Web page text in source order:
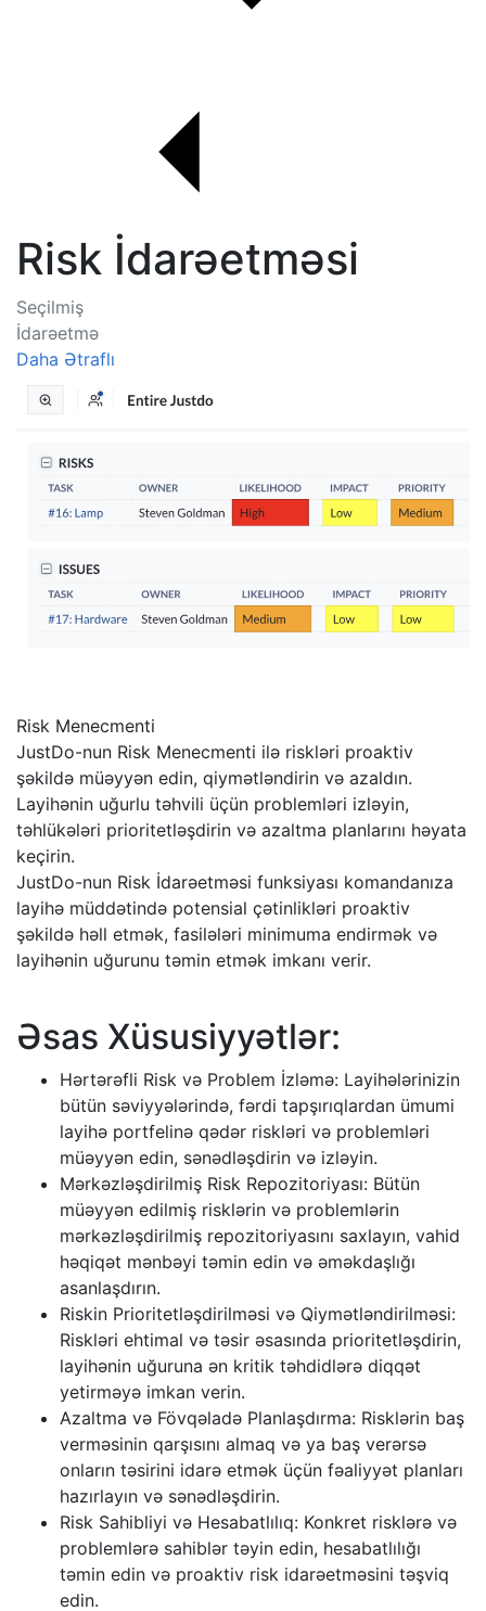
Risk İdarəetməsi
Seçilmiş
İdarəetmə
Daha Ətraflı
Risk Menecmenti
JustDo-nun Risk Menecmenti ilə riskləri proaktiv
şəkildə müəyyən edin, qiymətləndirin və azaldın.
Layihənin uğurlu təhvili üçün problemləri izləyin,
təhlükələri prioritetləşdirin və azaltma planlarını həyata
keçirin.
JustDo-nun Risk İdarəetməsi funksiyası komandanıza
layihə müddətində potensial çətinlikləri proaktiv
şəkildə həll etmək, fasilələri minimuma endirmək və
layihənin uğurunu təmin etmək imkanı verir.
Əsas Xüsusiyyətlər:
Hərtərəfli Risk və Problem İzləmə: Layihələrinizin
bütün səviyyələrində, fərdi tapşırıqlardan ümumi
layihə portfelinə qədər riskləri və problemləri
müəyyən edin, sənədləşdirin və izləyin.
Mərkəzləşdirilmiş Risk Repozitoriyası: Bütün
müəyyən edilmiş risklərin və problemlərin
mərkəzləşdirilmiş repozitoriyasını saxlayın, vahid
həqiqət mənbəyi təmin edin və əməkdaşlığı
asanlaşdırın.
Riskin Prioritetləşdirilməsi və Qiymətləndirilməsi:
Riskləri ehtimal və təsir əsasında prioritetləşdirin,
layihənin uğuruna ən kritik təhdidlərə diqqət
yetirməyə imkan verin.
Azaltma və Fövqəladə Planlaşdırma: Risklərin baş
verməsinin qarşısını almaq və ya baş verərsə
onların təsirini idarə etmək üçün fəaliyyət planları
hazırlayın və sənədləşdirin.
Risk Sahibliyi və Hesabatlılıq: Konkret risklərə və
problemlərə sahiblər təyin edin, hesabatlılığı
təmin edin və proaktiv risk idarəetməsini təşviq
edin.